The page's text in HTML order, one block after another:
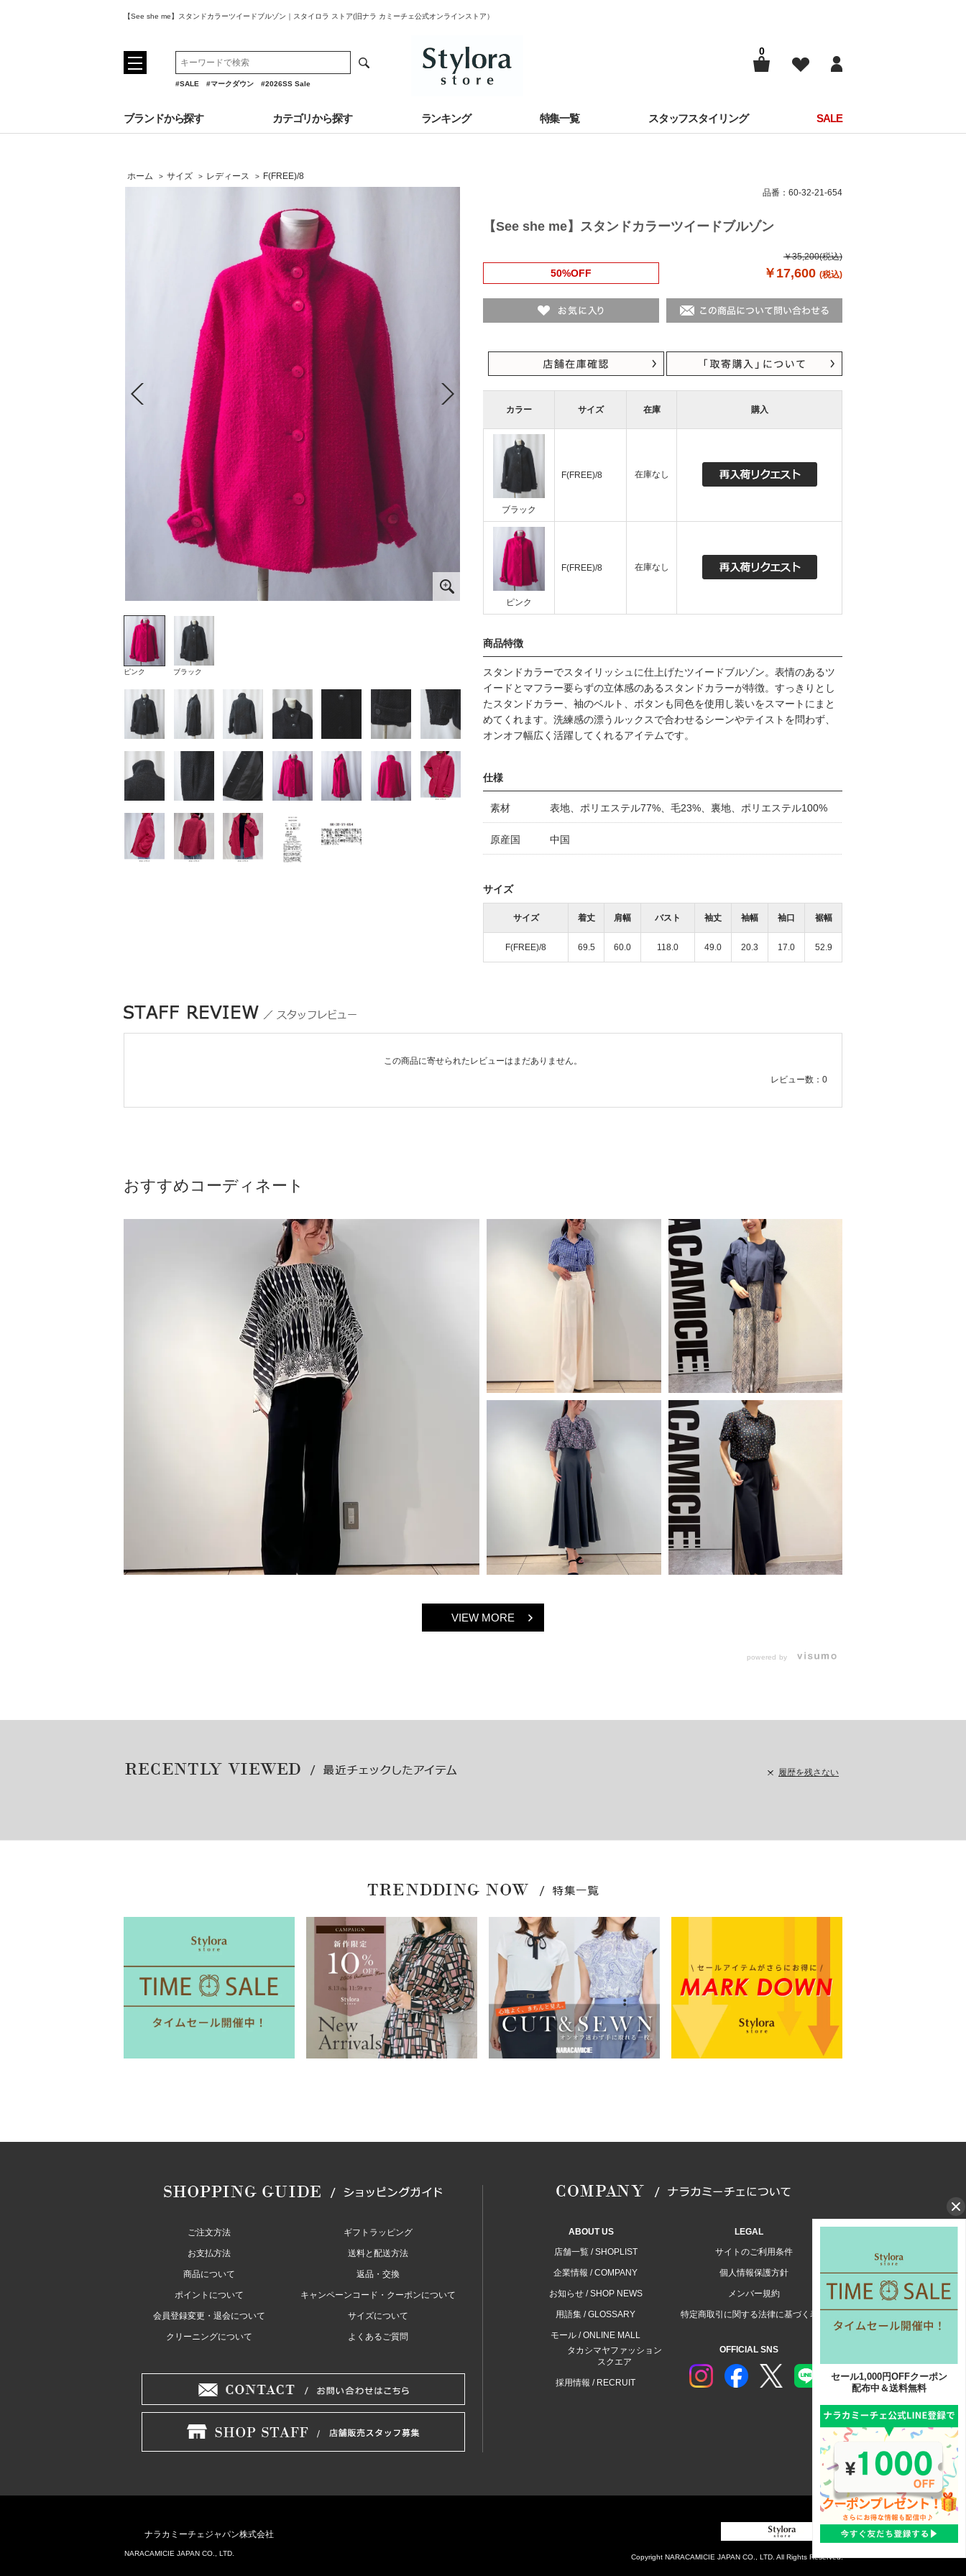
【See she me】スタンドカラーツイードブルゾン｜スタイロラ ストア(旧ナラ カミーチェ公式オンラインストア）
#SALE #マークダウン #2026SS Sale
0
ブランドから探す カテゴリから探す ランキング 特集一覧 スタッフスタイリング SALE
ホーム > サイズ > レディース > F(FREE)/8
ピンク ブラック
品番：60-32-21-654
【See she me】スタンドカラーツイードブルゾン
￥35,200(税込)
50%OFF ￥17,600 (税込)
カラー サイズ 在庫 購入
ブラック
F(FREE)/8 在庫なし
ピンク
F(FREE)/8 在庫なし
商品特徴
スタンドカラーでスタイリッシュに仕上げたツイードブルゾン。表情のあるツ
イードとマフラー要らずの立体感のあるスタンドカラーが特徴。すっきりとし
たスタンドカラー、袖のベルト、ボタンも同色を使用し装いをスマートにまと
めてくれます。洗練感の漂うルックスで合わせるシーンやテイストを問わず、
オンオフ幅広く活躍してくれるアイテムです。
仕様
素材 表地、ポリエステル77%、毛23%、裏地、ポリエステル100%
原産国 中国
サイズ
サイズ 着丈 肩幅 バスト 袖丈 袖幅 袖口 裾幅
F(FREE)/8 69.5 60.0 118.0 49.0 20.3 17.0 52.9
この商品に寄せられたレビューはまだありません。
レビュー数：0
おすすめコーディネート
VIEW MORE
powered by
履歴を残さない
ご注文方法 ギフトラッピング
お支払方法 送料と配送方法
商品について 返品・交換
ポイントについて キャンペーンコード・クーポンについて
会員登録変更・退会について サイズについて
クリーニングについて よくあるご質問
ABOUT US
店舗一覧 / SHOPLIST
企業情報 / COMPANY
お知らせ / SHOP NEWS
用語集 / GLOSSARY
モール / ONLINE MALL
タカシマヤファッション
スクエア
採用情報 / RECRUIT
LEGAL
サイトのご利用条件
個人情報保護方針
メンバー規約
特定商取引に関する法律に基づく表示
OFFICIAL SNS
Copyright NARACAMICIE JAPAN CO., LTD. All Rights Reserved.
ナラカミーチェジャパン株式会社
NARACAMICIE JAPAN CO., LTD.
セール1,000円OFFクーポン
配布中＆送料無料